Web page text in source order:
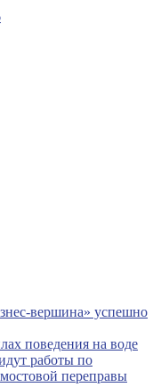
успешно
поведения на воде
работы по
переправы